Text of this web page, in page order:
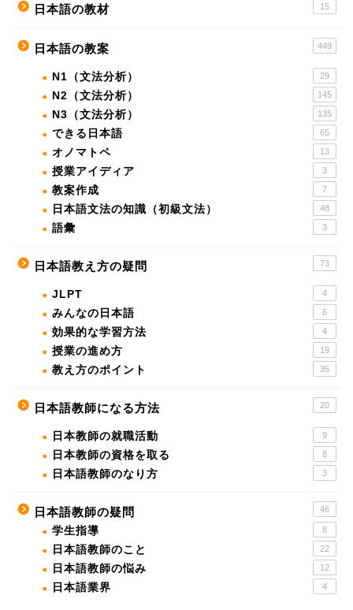
日本語の教材 15
日本語の教案 449
N1（文法分析） 29
N2（文法分析） 145
N3（文法分析） 135
できる日本語 65
オノマトペ 13
授業アイディア 3
教案作成 7
日本語文法の知識（初級文法） 48
語彙 3
日本語教え方の疑問 73
JLPT 4
みんなの日本語 6
効果的な学習方法 4
授業の進め方 19
教え方のポイント 35
日本語教師になる方法 20
日本教師の就職活動 9
日本教師の資格を取る 8
日本語教師のなり方 3
日本語教師の疑問 46
学生指導 8
日本語教師のこと 22
日本語教師の悩み 12
日本語業界 4